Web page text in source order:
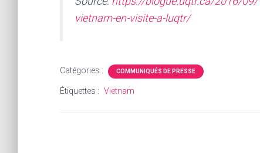
vietnam-en-visite-a-luqtr/
Catégories : COMMUNIQUÉS DE PRESSE
Étiquettes : Vietnam